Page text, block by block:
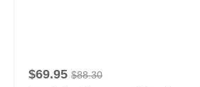
$69.95 $88.30